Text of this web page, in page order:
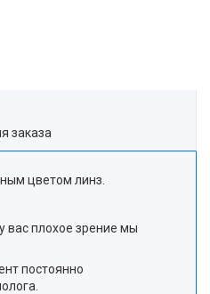
заказа
цветом линз.
вас плохое зрение мы
постоянно